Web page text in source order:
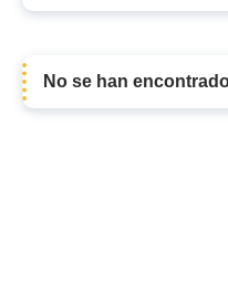
Obispos
No se han